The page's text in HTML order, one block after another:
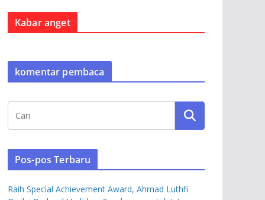
Kabar anget
komentar pembaca
Pos-pos Terbaru
Raih Special Achievement Award, Ahmad Luthfi